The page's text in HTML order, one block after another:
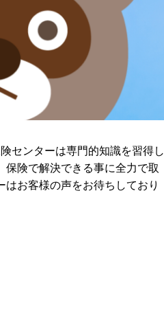
センターは専門的知識を習得し
険で解決できる事に全力で取
お客様の声をお待ちしており